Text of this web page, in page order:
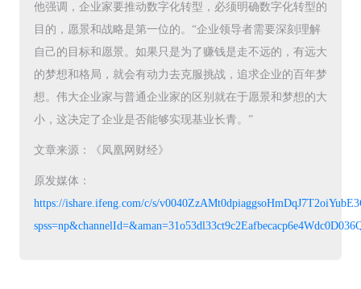
他强调，企业家要推动数字化转型，必须明确数字化转型的
目的，愿景和战略是第一位的。“企业领导者需要深刻理解
自己的目标和愿景。如果只是为了赚钱是走不远的，有远大
的梦想和格局，就会有动力去克服挑战，追求企业的百年梦
想。伟大企业家与普通企业家的区别就在于愿景和梦想的大
小，这决定了企业是否能够实现基业长青。”
文章来源：《凤凰网财经》
原发媒体：
https://ishare.ifeng.com/c/s/